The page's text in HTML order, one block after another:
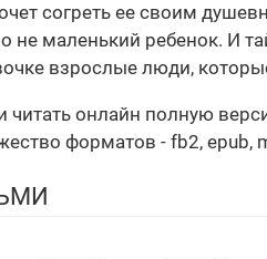
согреть ее своим
не маленький ребенок. И
взрослые люди,
читать онлайн полную
форматов - fb2, epub,